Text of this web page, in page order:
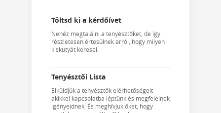
Töltsd ki a kérdőívet
Nehéz megtalálni a tenyésztőket, de így
részletesen értesülnek arról, hogy milyen
kiskutyát keresel.
Tenyésztői Lista
Elküldjük a tenyésztők elérhetőségeit
akikkel kapcsolatba léptünk és megfelelnek
igényeidnek. És meghívjuk őket, hogy